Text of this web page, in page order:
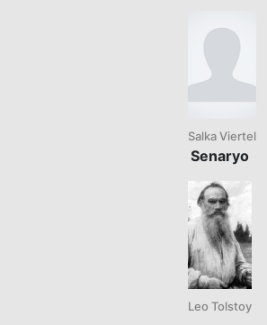
Salka Viertel
Senaryo
Leo Tolstoy